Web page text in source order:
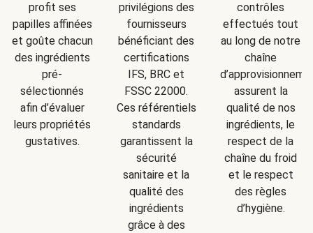
profit ses
papilles affinées
et goûte chacun
des ingrédients
pré-
sélectionnés
afin d’évaluer
leurs propriétés
gustatives.
privilégions des
fournisseurs
bénéficiant des
certifications
IFS, BRC et
FSSC 22000.
Ces référentiels
standards
garantissent la
sécurité
sanitaire et la
qualité des
ingrédients
grâce à des
contrôles
effectués tout
au long de notre
chaîne
assurent la
qualité de nos
ingrédients, le
respect de la
chaîne du froid
et le respect
des règles
d’hygiène.